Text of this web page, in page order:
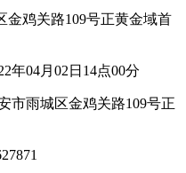
金鸡关路109号正黄金域首
年04月02日14点00分
市雨城区金鸡关路109号正